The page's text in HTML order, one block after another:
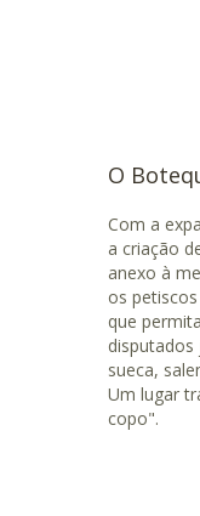
O
Com a
a criação
anexo à
os
que
sueca,
Um lugar
copo".